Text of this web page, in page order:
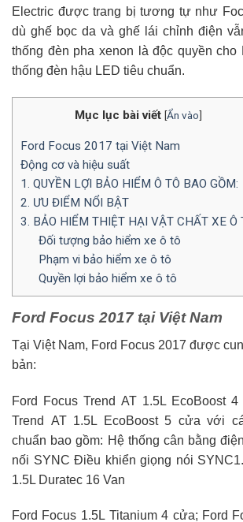
Electric được trang bị tương tự như
dù ghế bọc da và ghế lái chỉnh điện
thống đèn pha xenon là độc quyền cho
thống đèn hậu LED tiêu chuẩn.
Mục lục bài viết [Ẩn vào]
Ford Focus 2017 tại Việt Nam
Động cơ và hiệu suất
1. QUYỀN LỢI BẢO HIỂM Ô TÔ BAO GỒM:
2. ƯU ĐIỂM NỔI BẬT
3. BẢO HIỂM THIỆT HẠI VẬT CHẤT XE Ô
Đối tượng bảo hiểm xe ô tô
Phạm vi bảo hiểm xe ô tô
Quyền lợi bảo hiểm xe ô tô
Ford Focus 2017 tại Việt Nam
Tại Việt Nam, Ford Focus 2017 được
bản:
Ford Focus Trend AT 1.5L EcoBoost
Trend AT 1.5L EcoBoost 5 cửa với
chuẩn bao gồm: Hệ thống cân bằng
nối SYNC Điều khiển giọng nói
1.5L Duratec 16 Van
Ford Focus 1.5L Titanium 4 cửa; Ford